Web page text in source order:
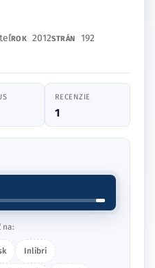
ROK 2012STRÁN 192
RECENZIE
1
na:
Inlibri